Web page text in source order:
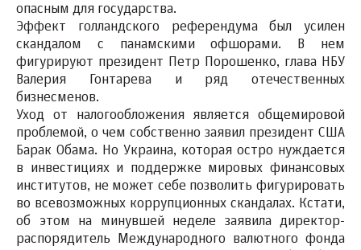
опасным для государства.
Эффект голландского референдума был усилен
скандалом с панамскими офшорами. В нем
фигурируют президент Петр Порошенко, глава НБУ
Валерия Гонтарева и ряд отечественных
бизнесменов.
Уход от налогообложения является общемировой
проблемой, о чем собственно заявил президент США
Барак Обама. Но Украина, которая остро нуждается
в инвестициях и поддержке мировых финансовых
институтов, не может себе позволить фигурировать
во всевозможных коррупционных скандалах. Кстати,
об этом на минувшей неделе заявила директор-
распорядитель Международного валютного фонда